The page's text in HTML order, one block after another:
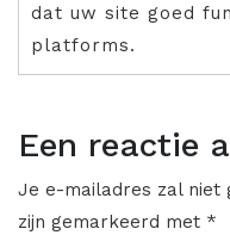
dat uw site goed
platforms.
Een reactie
Je e-mailadres zal niet
zijn gemarkeerd met *